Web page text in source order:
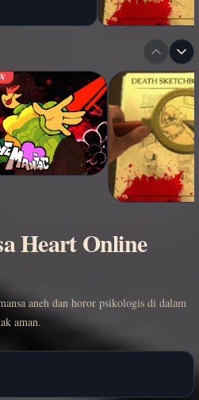
Heart Online
aneh dan horor psikologis di dalam
aman.